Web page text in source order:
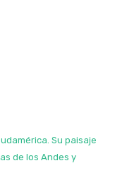
Su paisaje
de los Andes y